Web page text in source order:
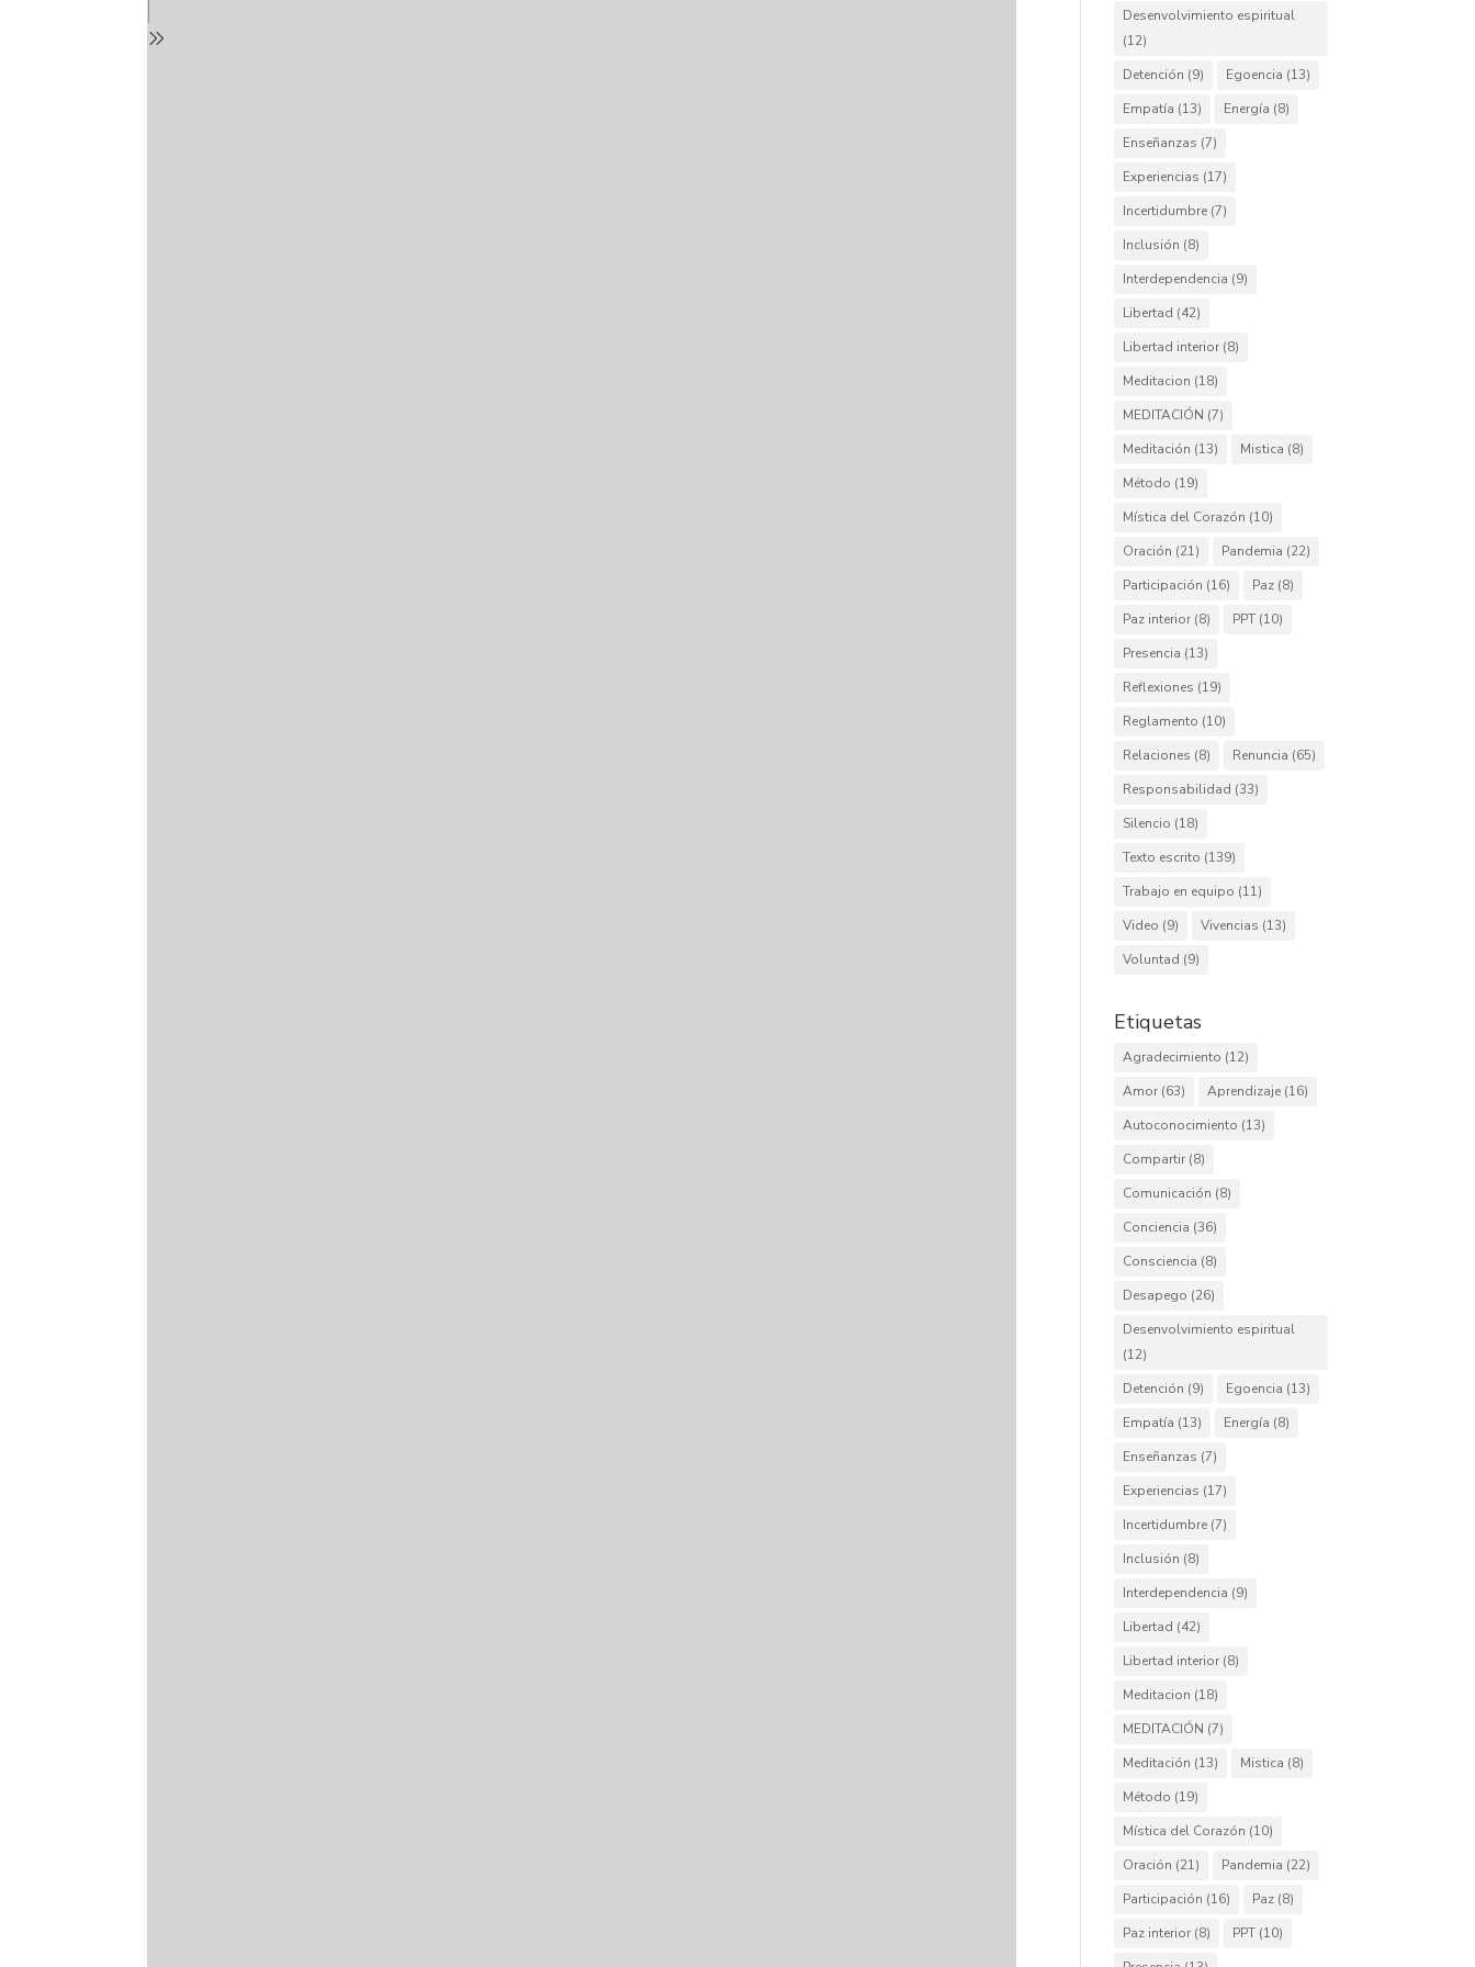
Desenvolvimiento espiritual
(12)
Detención (9) Egoencia (13)
Empatía (13) Energía (8)
Enseñanzas (7)
Experiencias (17)
Incertidumbre (7)
Inclusión (8)
Interdependencia (9)
Libertad (42)
Libertad interior (8)
Meditacion (18)
MEDITACIÓN (7)
Meditación (13) Mistica (8)
Método (19)
Mística del Corazón (10)
Oración (21) Pandemia (22)
Participación (16) Paz (8)
Paz interior (8) PPT (10)
Presencia (13)
Reflexiones (19)
Reglamento (10)
Relaciones (8) Renuncia (65)
Responsabilidad (33)
Silencio (18)
Texto escrito (139)
Trabajo en equipo (11)
Video (9) Vivencias (13)
Voluntad (9)
Etiquetas
Agradecimiento (12)
Amor (63) Aprendizaje (16)
Autoconocimiento (13)
Compartir (8)
Comunicación (8)
Conciencia (36)
Consciencia (8)
Desapego (26)
Desenvolvimiento espiritual
(12)
Detención (9) Egoencia (13)
Empatía (13) Energía (8)
Enseñanzas (7)
Experiencias (17)
Incertidumbre (7)
Inclusión (8)
Interdependencia (9)
Libertad (42)
Libertad interior (8)
Meditacion (18)
MEDITACIÓN (7)
Meditación (13) Mistica (8)
Método (19)
Mística del Corazón (10)
Oración (21) Pandemia (22)
Participación (16) Paz (8)
Paz interior (8) PPT (10)